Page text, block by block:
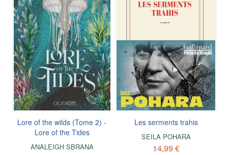
Lore of the wilds (Tome 2) -
Lore of the Tides
ANALEIGH SBRANA
Les serments trahis
SEILA POHARA
14,99 €